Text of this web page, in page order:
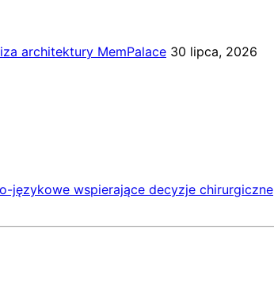
architektury MemPalace 30 lipca, 2026
językowe wspierające decyzje chirurgiczne